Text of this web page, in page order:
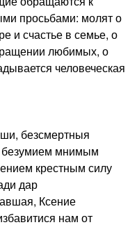
просьбами: молят о
и счастье в семье, о
любимых, о
человеческая
безсмертныя
мнимым
крестным силу
дар
Ксение
нам от